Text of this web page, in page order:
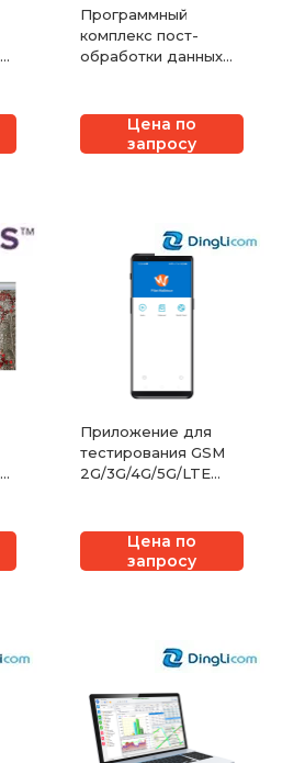
Программный
комплекс пост-
обработки данных
(ранее Ascom)
Цена по
запросу
Приложение для
тестирования GSM
2G/3G/4G/5G/LTE
Цена по
запросу